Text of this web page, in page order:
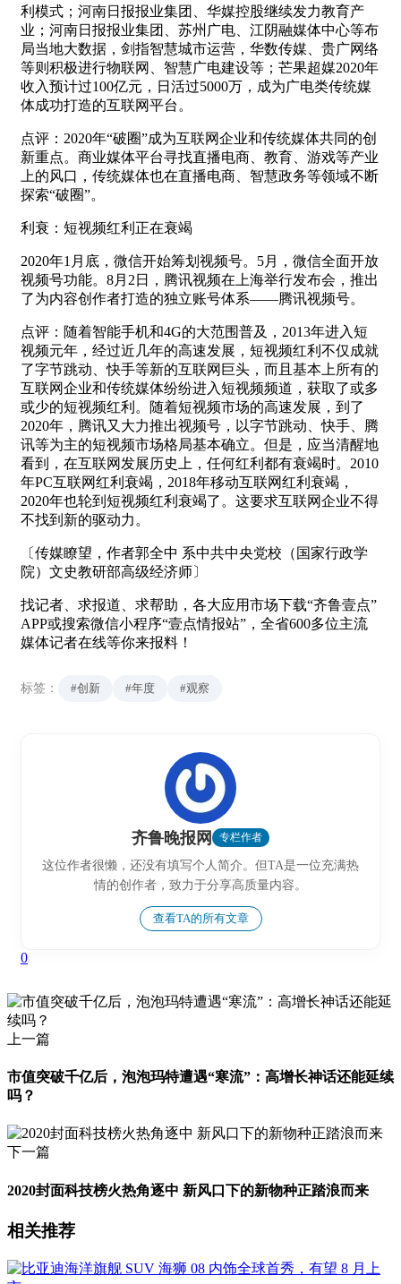
利模式；河南日报报业集团、华媒控股继续发力教育产
业；河南日报报业集团、苏州广电、江阴融媒体中心等布
局当地大数据，剑指智慧城市运营，华数传媒、贵广网络
等则积极进行物联网、智慧广电建设等；芒果超媒2020年
收入预计过100亿元，日活过5000万，成为广电类传统媒
体成功打造的互联网平台。
点评：2020年“破圈”成为互联网企业和传统媒体共同的创
新重点。商业媒体平台寻找直播电商、教育、游戏等产业
上的风口，传统媒体也在直播电商、智慧政务等领域不断
探索“破圈”。
利衰：短视频红利正在衰竭
2020年1月底，微信开始筹划视频号。5月，微信全面开放
视频号功能。8月2日，腾讯视频在上海举行发布会，推出
了为内容创作者打造的独立账号体系——腾讯视频号。
点评：随着智能手机和4G的大范围普及，2013年进入短
视频元年，经过近几年的高速发展，短视频红利不仅成就
了字节跳动、快手等新的互联网巨头，而且基本上所有的
互联网企业和传统媒体纷纷进入短视频频道，获取了或多
或少的短视频红利。随着短视频市场的高速发展，到了
2020年，腾讯又大力推出视频号，以字节跳动、快手、腾
讯等为主的短视频市场格局基本确立。但是，应当清醒地
看到，在互联网发展历史上，任何红利都有衰竭时。2010
年PC互联网红利衰竭，2018年移动互联网红利衰竭，
2020年也轮到短视频红利衰竭了。这要求互联网企业不得
不找到新的驱动力。
〔传媒瞭望，作者郭全中 系中共中央党校（国家行政学
院）文史教研部高级经济师〕
找记者、求报道、求帮助，各大应用市场下载“齐鲁壹点”
APP或搜索微信小程序“壹点情报站”，全省600多位主流
媒体记者在线等你来报料！
标签： #创新 #年度 #观察
齐鲁晚报网 专栏作者
这位作者很懒，还没有填写个人简介。但TA是一位充满热
情的创作者，致力于分享高质量内容。
查看TA的所有文章
0
上一篇
市值突破千亿后，泡泡玛特遭遇“寒流”：高增长神话还能延续
吗？
下一篇
2020封面科技榜火热角逐中 新风口下的新物种正踏浪而来
相关推荐